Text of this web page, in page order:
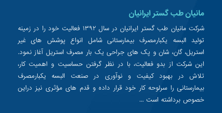
مانیان طب گستر ایرانیان
شرکت مانیان طب گستر ایرانیان در سال ۱۳۹۲ فعالیت خود را در زمینه
تولید البسه یکبارمصرف بیمارستانی شامل انواع پوشش های غیر
استریل، گان، شان و پک های جراحی یک بار مصرف استریل آغاز نمود.
این شرکت از بدو فعالیت، با در نظر گرفتن حساسیت و اهمیت کار،
تلاش در بهبود کیفیت و نوآوری در صنعت البسه یکبارمصرف
بیمارستانی را سرلوحه کار خود قرار داده و قدم های مؤثری نیز دراین
خصوص برداشته است ...